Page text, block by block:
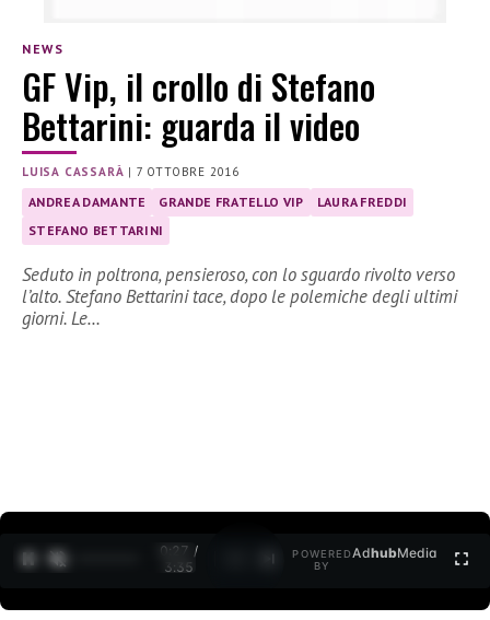
NEWS
GF Vip, il crollo di Stefano
Bettarini: guarda il video
LUISA CASSARÀ | 7 OTTOBRE 2016
ANDREA DAMANTE GRANDE FRATELLO VIP
LAURA FREDDI
STEFANO BETTARINI
Seduto in poltrona, pensieroso, con lo sguardo rivolto verso
l’alto. Stefano Bettarini tace, dopo le polemiche degli ultimi
giorni. Le…
0:28 /
3:35
POWERED
BY
AdhubMedia